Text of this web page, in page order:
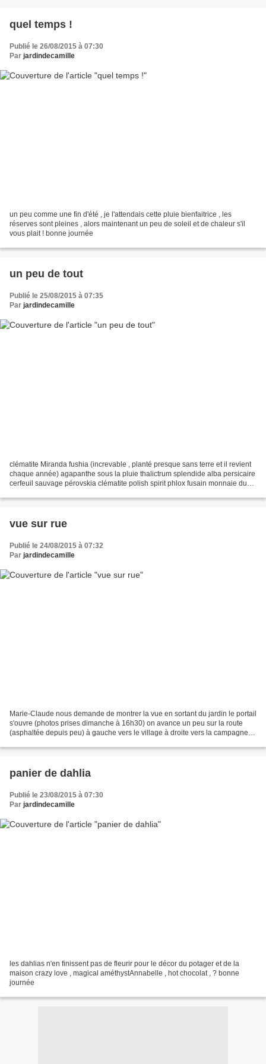
quel temps !
Publié le 26/08/2015 à 07:30
Par jardindecamille
un peu comme une fin d'été , je l'attendais cette pluie bienfaitrice , les
réserves sont pleines , alors maintenant un peu de soleil et de chaleur s'il
vous plait ! bonne journée
un peu de tout
Publié le 25/08/2015 à 07:35
Par jardindecamille
clématite Miranda fushia (increvable , planté presque sans terre et il revient
chaque année) agapanthe sous la pluie thalictrum splendide alba persicaire
cerfeuil sauvage pérovskia clématite polish spirit phlox fusain monnaie du
vue sur rue
Publié le 24/08/2015 à 07:32
Par jardindecamille
Marie-Claude nous demande de montrer la vue en sortant du jardin le portail
s'ouvre (photos prises dimanche à 16h30) on avance un peu sur la route
(asphaltée depuis peu) à gauche vers le village à droite vers la campagne
panier de dahlia
Publié le 23/08/2015 à 07:30
Par jardindecamille
les dahlias n'en finissent pas de fleurir pour le décor du potager et de la
maison crazy love , magical améthystAnnabelle , hot chocolat , ? bonne
journée